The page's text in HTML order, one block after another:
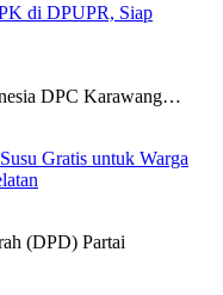
di DPUPR, Siap
DPC Karawang…
Gratis untuk Warga
(DPD) Partai